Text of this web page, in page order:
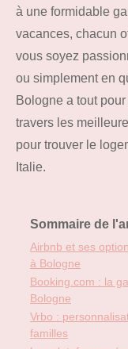
à une formidable
vacances, chacun
vous soyez
ou simplement en
Bologne a tout
travers les
pour trouver le
Italie.
Sommaire de
Airbnb et ses
à Bologne
Booking.com : la
Bologne
Vrbo :
familles